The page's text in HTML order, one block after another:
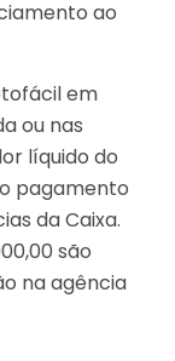
ao
em
ou nas
líquido do
pagamento
da Caixa.
são
na agência